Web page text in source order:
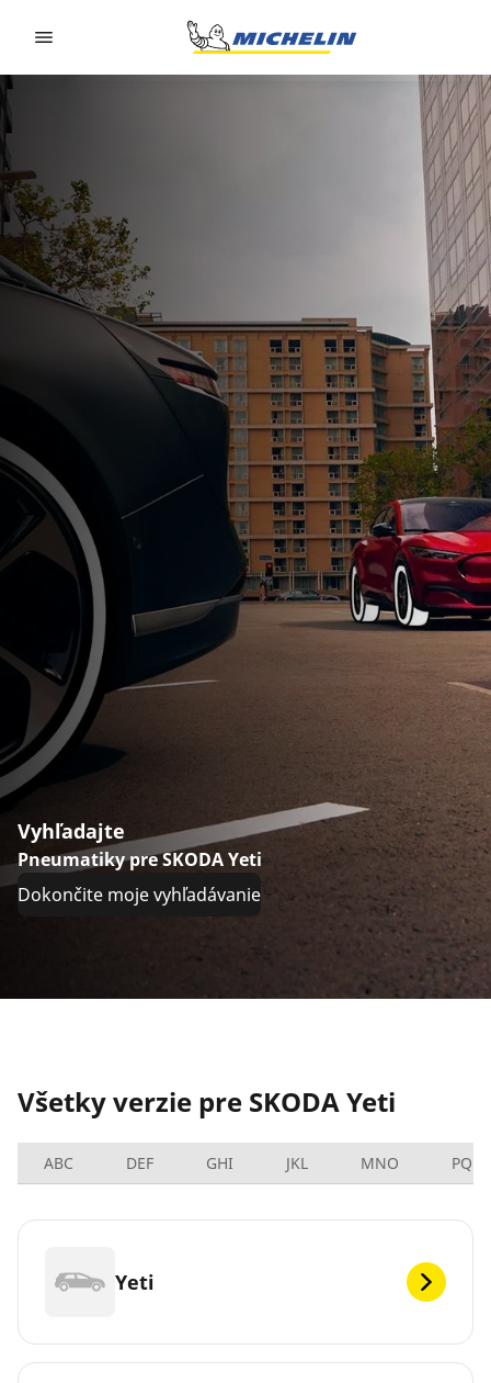
Vyhľadajte
Pneumatiky pre SKODA Yeti
Dokončite moje vyhľadávanie
Všetky verzie pre SKODA Yeti
ABC DEF GHI JKL MNO PQRS
Yeti